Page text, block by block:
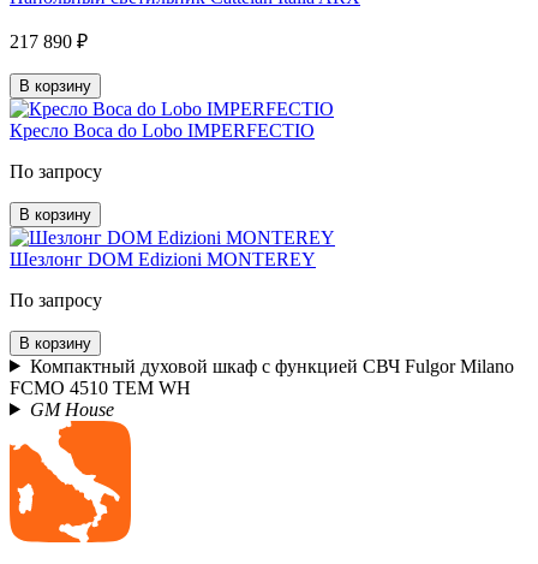
217 890 ₽
В корзину
Кресло Boca do Lobo IMPERFECTIO
По запросу
В корзину
Шезлонг DOM Edizioni MONTEREY
По запросу
В корзину
Компактный духовой шкаф с функцией СВЧ Fulgor Milano
FCMO 4510 TEM WH
GM House